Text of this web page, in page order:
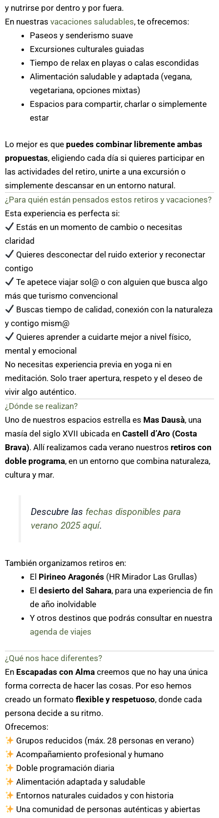
y nutrirse por dentro y por fuera.
En nuestras vacaciones saludables, te ofrecemos:
Paseos y senderismo suave
Excursiones culturales guiadas
Tiempo de relax en playas o calas escondidas
Alimentación saludable y adaptada (vegana,
vegetariana, opciones mixtas)
Espacios para compartir, charlar o simplemente
estar
Lo mejor es que puedes combinar libremente ambas
propuestas, eligiendo cada día si quieres participar en
las actividades del retiro, unirte a una excursión o
simplemente descansar en un entorno natural.
¿Para quién están pensados estos retiros y vacaciones?
Esta experiencia es perfecta si:
Estás en un momento de cambio o necesitas
claridad
Quieres desconectar del ruido exterior y reconectar
contigo
Te apetece viajar sol@ o con alguien que busca algo
más que turismo convencional
Buscas tiempo de calidad, conexión con la naturaleza
y contigo mism@
Quieres aprender a cuidarte mejor a nivel físico,
mental y emocional
No necesitas experiencia previa en yoga ni en
meditación. Solo traer apertura, respeto y el deseo de
vivir algo auténtico.
¿Dónde se realizan?
Uno de nuestros espacios estrella es Mas Dausà, una
masía del siglo XVII ubicada en Castell d’Aro (Costa
Brava). Allí realizamos cada verano nuestros retiros con
doble programa, en un entorno que combina naturaleza,
cultura y mar.
Descubre las fechas disponibles para
verano 2025 aquí.
También organizamos retiros en:
El Pirineo Aragonés (HR Mirador Las Grullas)
El desierto del Sahara, para una experiencia de fin
de año inolvidable
Y otros destinos que podrás consultar en nuestra
agenda de viajes
¿Qué nos hace diferentes?
En Escapadas con Alma creemos que no hay una única
forma correcta de hacer las cosas. Por eso hemos
creado un formato flexible y respetuoso, donde cada
persona decide a su ritmo.
Ofrecemos:
Grupos reducidos (máx. 28 personas en verano)
Acompañamiento profesional y humano
Doble programación diaria
Alimentación adaptada y saludable
Entornos naturales cuidados y con historia
Una comunidad de personas auténticas y abiertas